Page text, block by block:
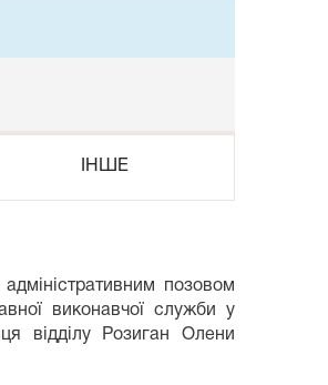
ІНШЕ
позовом
виконавчої служби у
відділу Розиган Олени